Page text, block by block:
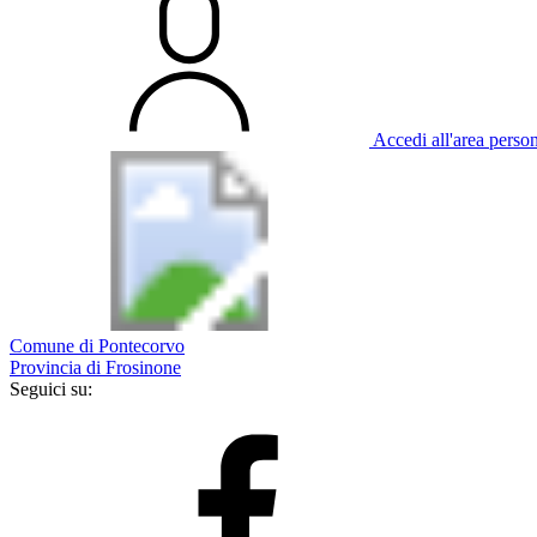
Accedi all'area
Comune di Pontecorvo
Provincia di Frosinone
Seguici su: